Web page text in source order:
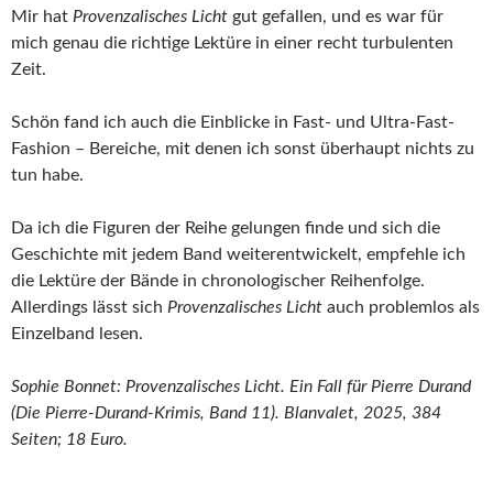
Mir hat Provenzalisches Licht gut gefallen, und es war für
mich genau die richtige Lektüre in einer recht turbulenten
Zeit.
Schön fand ich auch die Einblicke in Fast- und Ultra-Fast-
Fashion – Bereiche, mit denen ich sonst überhaupt nichts zu
tun habe.
Da ich die Figuren der Reihe gelungen finde und sich die
Geschichte mit jedem Band weiterentwickelt, empfehle ich
die Lektüre der Bände in chronologischer Reihenfolge.
Allerdings lässt sich Provenzalisches Licht auch problemlos als
Einzelband lesen.
Sophie Bonnet: Provenzalisches Licht. Ein Fall für Pierre Durand
(Die Pierre-Durand-Krimis, Band 11). Blanvalet, 2025, 384
Seiten; 18 Euro.